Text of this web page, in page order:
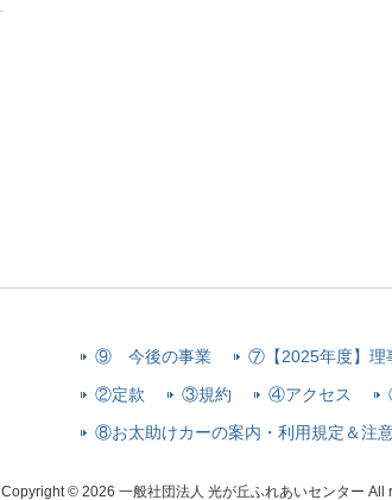
⑨ 今後の事業 ⑦【2025年度】理
②定款 ③規約 ④アクセス
⑧お太助けカーの案内・利用規定＆注
Copyright © 2026 一般社団法人 光が丘ふれあいセンター All